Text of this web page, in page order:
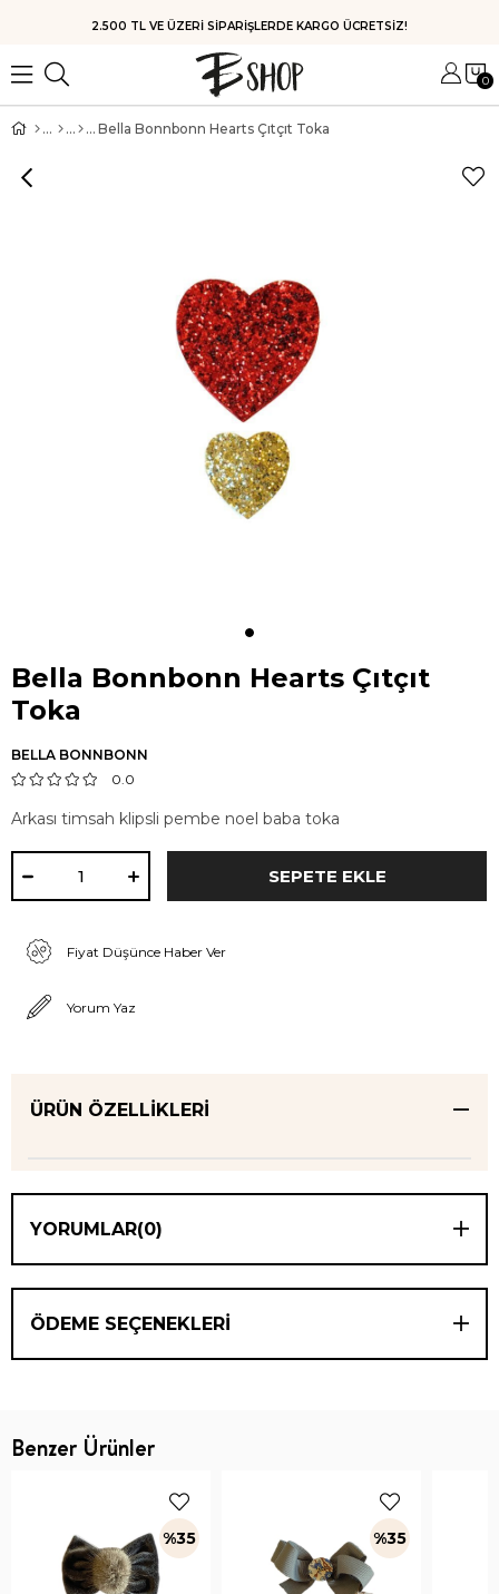
2.500 TL VE ÜZERİ SİPARİŞLERDE KARGO ÜCRETSİZ!
0
Bella Bonnbonn Hearts Çıtçıt Toka
Bella Bonnbonn Hearts Çıtçıt
Toka
BELLA BONNBONN
0.0
Arkası timsah klipsli pembe noel baba toka
Fiyat Düşünce Haber Ver
Yorum Yaz
ÜRÜN ÖZELLIKLERI
YORUMLAR(0)
ÖDEME SEÇENEKLERI
Benzer Ürünler
%35 %35